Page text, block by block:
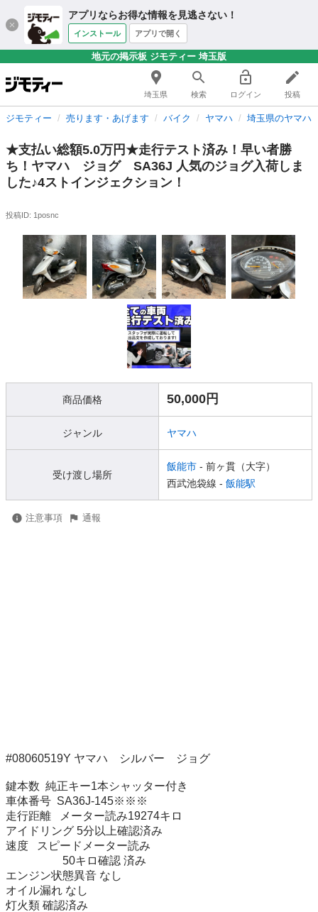
アプリならお得な情報を見逃さない！
インストール アプリで開く
地元の掲示板 ジモティー 埼玉版
埼玉県 検索 ログイン 投稿
ジモティー 売ります・あげます バイク ヤマハ 埼玉県のヤマハ
★支払い総額5.0万円★走行テスト済み！早い者勝
ち！ヤマハ ジョグ SA36J 人気のジョグ入荷しま
した♪4ストインジェクション！
投稿ID: 1posnc
商品価格 50,000円
ジャンル ヤマハ
受け渡し場所
飯能市 - 前ヶ貫（大字）
西武池袋線 - 飯能駅
注意事項 通報
#08060519Y ヤマハ　シルバー　ジョグ
鍵本数  純正キー1本シャッター付き
車体番号  SA36J-145※※※
走行距離   メーター読み19274キロ
アイドリング 5分以上確認済み
速度   スピードメーター読み
50キロ確認 済み
エンジン状態異音 なし
オイル漏れ なし
灯火類 確認済み